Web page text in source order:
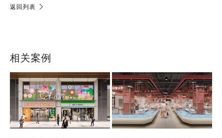
返回列表
相关案例